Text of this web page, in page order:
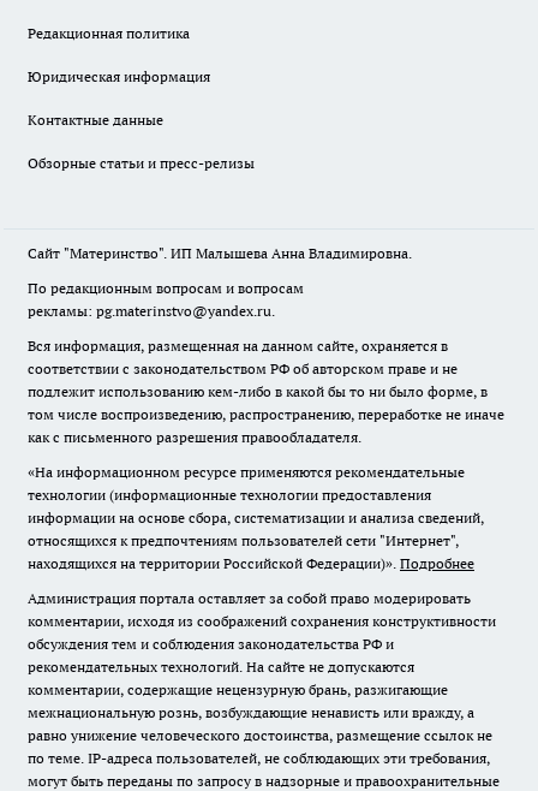
Редакционная политика
Юридическая информация
Контактные данные
Обзорные статьи и пресс-релизы
Сайт "Материнство". ИП Малышева Анна Владимировна.
По редакционным вопросам и вопросам
рекламы: pg.materinstvo@yandex.ru.
Вся информация, размещенная на данном сайте, охраняется в
соответствии с законодательством РФ об авторском праве и не
подлежит использованию кем-либо в какой бы то ни было форме, в
том числе воспроизведению, распространению, переработке не иначе
как с письменного разрешения правообладателя.
«На информационном ресурсе применяются рекомендательные
технологии (информационные технологии предоставления
информации на основе сбора, систематизации и анализа сведений,
относящихся к предпочтениям пользователей сети "Интернет",
находящихся на территории Российской Федерации)». Подробнее
Администрация портала оставляет за собой право модерировать
комментарии, исходя из соображений сохранения конструктивности
обсуждения тем и соблюдения законодательства РФ и
рекомендательных технологий. На сайте не допускаются
комментарии, содержащие нецензурную брань, разжигающие
межнациональную рознь, возбуждающие ненависть или вражду, а
равно унижение человеческого достоинства, размещение ссылок не
по теме. IP-адреса пользователей, не соблюдающих эти требования,
могут быть переданы по запросу в надзорные и правоохранительные